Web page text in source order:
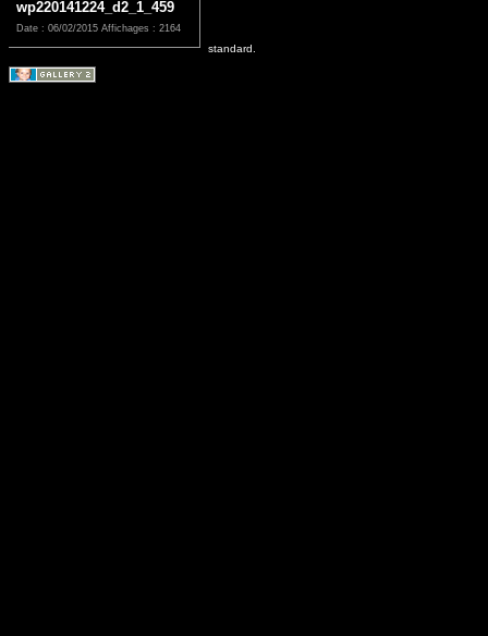
wp220141224_d2_1_459
Date : 06/02/2015 Affichages : 2164
standard.